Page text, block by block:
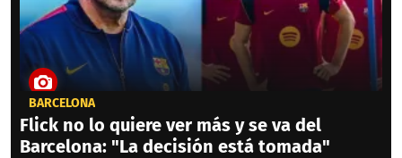
BARCELONA
Flick no lo quiere ver más y se va del
Barcelona: "La decisión está tomada"